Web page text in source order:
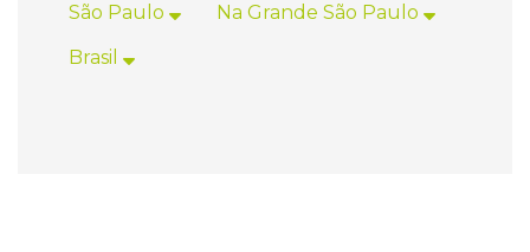
São Paulo
Na Grande São Paulo
Brasil